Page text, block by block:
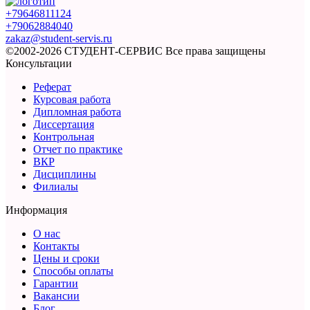
+79646811124
+79062884040
zakaz@student-servis.ru
©2002-2026 СТУДЕНТ-СЕРВИС Все права защищены
Консультации
Реферат
Курсовая работа
Дипломная работа
Диссертация
Контрольная
Отчет по практике
ВКР
Дисциплины
Филиалы
Информация
О нас
Контакты
Цены и сроки
Способы оплаты
Гарантии
Вакансии